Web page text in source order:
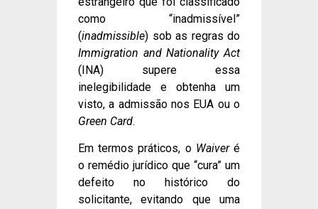
como “inadmissível”
(inadmissible) sob as regras do
Immigration and Nationality Act
(INA) supere essa
inelegibilidade e obtenha um
visto, a admissão nos EUA ou o
Green Card.
Em termos práticos, o Waiveré
o remédio jurídico que “cura” um
defeito no histórico do
solicitante, evitando que uma